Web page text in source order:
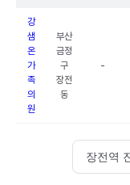
강
샘
온
가
족
의
원
부산
금정
구
장전
동
-
장전역